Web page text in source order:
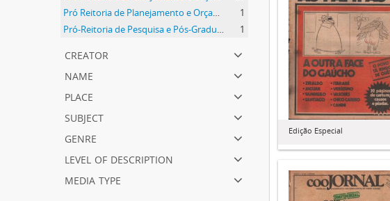
Pró Reitoria de Planejamento e Orçamento
1
Pró-Reitoria de Pesquisa e Pós-Graduação
1
creator
name
place
subject
genre
level of description
media type
Edição Especial